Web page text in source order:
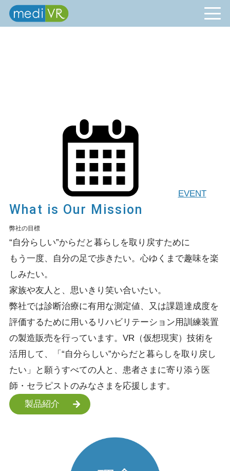
EVENT
What is Our Mission
弊社の目標
“自分らしい”からだと暮らしを取り戻すために
もう一度、自分の足で歩きたい。心ゆくまで趣味を楽
しみたい。
家族や友人と、思いきり笑い合いたい。
弊社では診断治療に有用な測定値、又は課題達成度を
評価するために用いるリハビリテーション用訓練装置
の製造販売を行っています。VR（仮想現実）技術を
活用して、「“自分らしい”からだと暮らしを取り戻し
たい」と願うすべての人と、患者さまに寄り添う医
師・セラピストのみなさまを応援します。
製品紹介